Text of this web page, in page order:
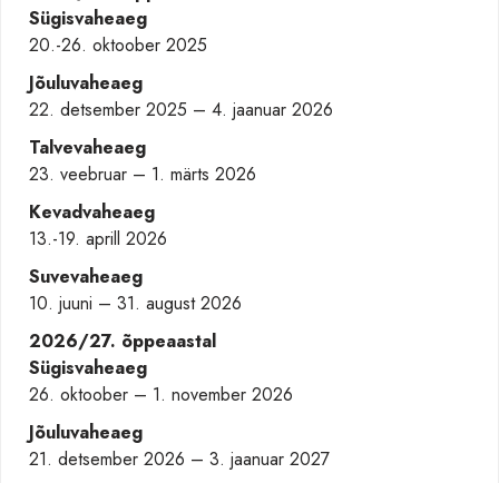
Sügisvaheaeg
20.-26. oktoober 2025
Jõuluvaheaeg
22. detsember 2025 – 4. jaanuar 2026
Talvevaheaeg
23. veebruar – 1. märts 2026
Kevadvaheaeg
13.-19. aprill 2026
Suvevaheaeg
10. juuni – 31. august 2026
2026/27. õppeaastal
Sügisvaheaeg
26. oktoober – 1. november 2026
Jõuluvaheaeg
21. detsember 2026 – 3. jaanuar 2027